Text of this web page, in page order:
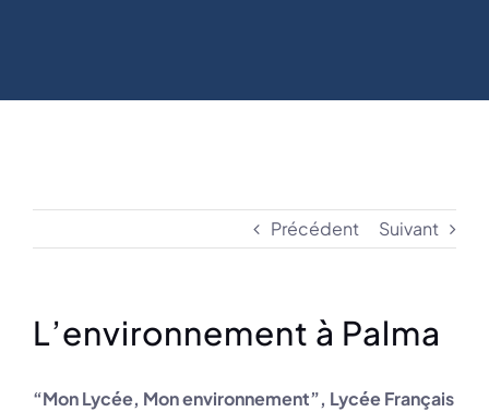
Précédent Suivant
L’environnement à Palma
“Mon Lycée, Mon environnement”, Lycée Français